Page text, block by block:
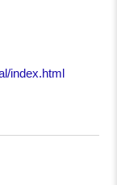
index.html